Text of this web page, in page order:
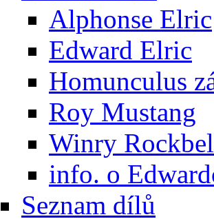
Alphonse Elric
Edward Elric
Homunculus
Roy Mustang
Winry
info. o
Seznam dílů